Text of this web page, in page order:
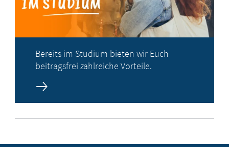
Bereits im Studium bieten wir Euch
beitragsfrei zahlreiche Vorteile.